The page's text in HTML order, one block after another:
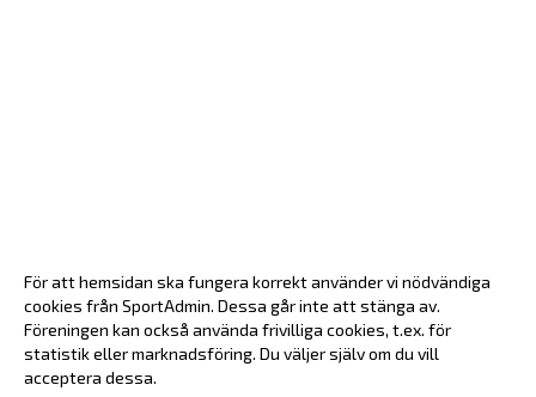
För att hemsidan ska fungera korrekt använder vi nödvändiga
cookies från SportAdmin. Dessa går inte att stänga av.
Föreningen kan också använda frivilliga cookies, t.ex. för
statistik eller marknadsföring. Du väljer själv om du vill
acceptera dessa.